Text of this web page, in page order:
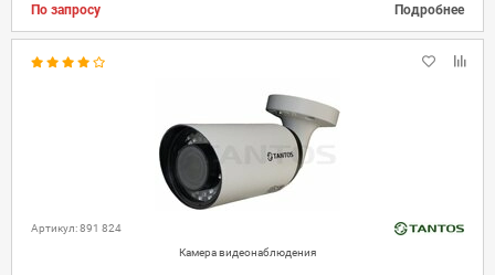
По запросу Подробнее
Артикул: 891 824
Камера видеонаблюдения